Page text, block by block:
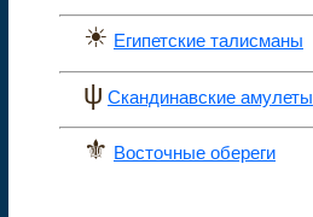
☀ Египетские талисманы
ψ Скандинавские амулеты
⚜ Восточные обереги